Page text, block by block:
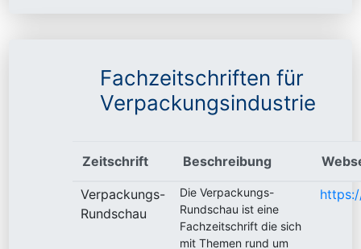
Fachzeitschriften für
Verpackungsindustrie
Zeitschrift Beschreibung
Verpackungs-
Rundschau
Die Verpackungs-
Rundschau ist eine
Fachzeitschrift die sich
mit Themen rund um